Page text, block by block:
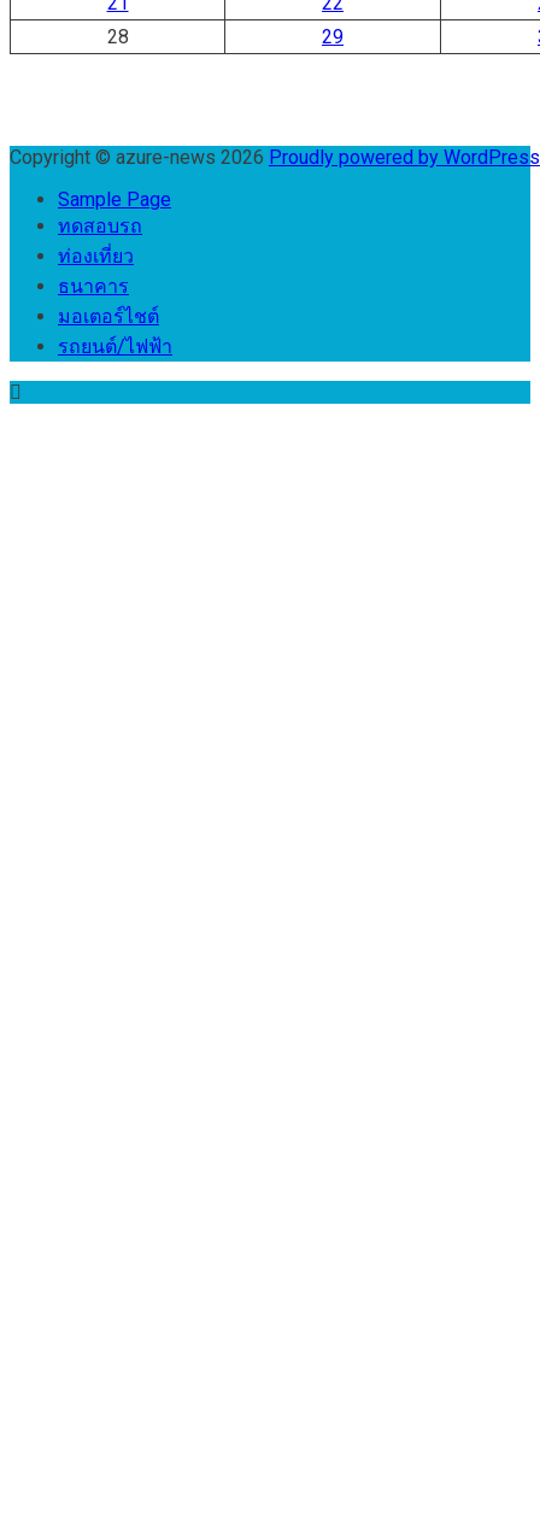
28
29
Copyright © azure-news 2026 Proudly powered by
Sample Page
ทดสอบรถ
ท่องเที่ยว
ธนาคาร
มอเตอร์ไชต์
รถยนต์/ไฟฟ้า